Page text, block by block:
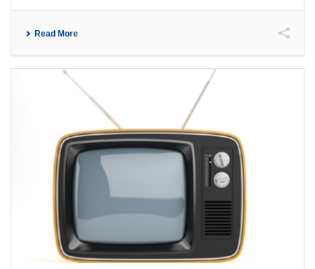
Read More